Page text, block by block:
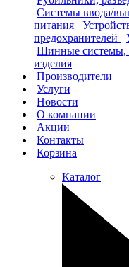
Системы ввода/
питания
предохранителей
Шинные
изделия
Производители
Услуги
Новости
О компании
Акции
Контакты
Корзина
Каталог